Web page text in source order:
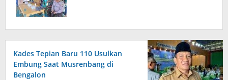
Kades Tepian Baru 110 Usulkan
Embung Saat Musrenbang di
Bengalon